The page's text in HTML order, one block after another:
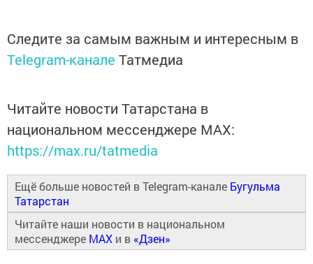
Следите за самым важным и интересным в
Telegram-канале Татмедиа
Читайте новости Татарстана в
национальном мессенджере MАХ:
https://max.ru/tatmedia
Ещё больше новостей в Telegram-канале Бугульма
Татарстан
Читайте наши новости в национальном
мессенджере MAX и в «Дзен»